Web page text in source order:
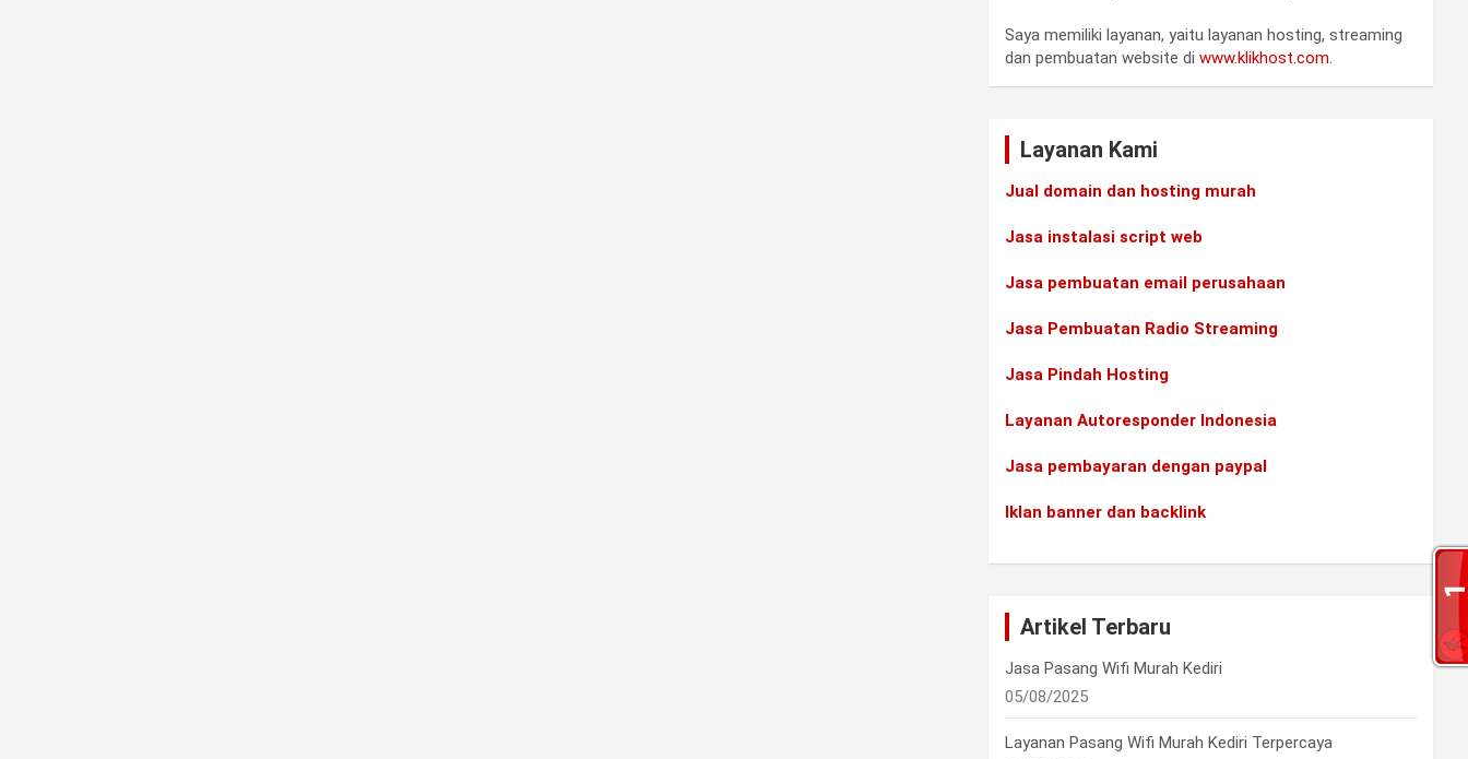
Saya memiliki layanan, yaitu layanan hosting, streaming
dan pembuatan website diwww.klikhost.com.
Layanan Kami
Jual domain dan hosting murah
Jasa instalasi script web
Jasa pembuatan email perusahaan
Jasa Pembuatan Radio Streaming
Jasa Pindah Hosting
Layanan Autoresponder Indonesia
Jasa pembayaran dengan paypal
Iklan banner dan backlink
Artikel Terbaru
Jasa Pasang Wifi Murah Kediri
05/08/2025
Layanan Pasang Wifi Murah Kediri Terpercaya